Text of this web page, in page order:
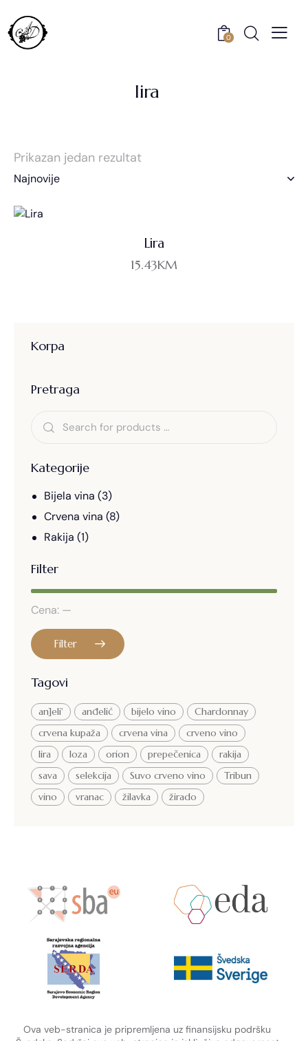
0
lira
Prikazan jedan rezultat
Lira
15.43KM
Korpa
Pretraga
Kategorije
Bijela vina (3)
Crvena vina (8)
Rakija (1)
Filter
Filter
Cena: —
Tagovi
an]eli' anđelić bijelo vino
Chardonnay
crvena kupaža
crvena vina
crveno vino
lira
loza orion prepečenica
rakija
sava
selekcija Suvo crveno vino
Tribun
vino
vranac žilavka žirado
Ova veb-stranica je pripremljena uz finansijsku podršku